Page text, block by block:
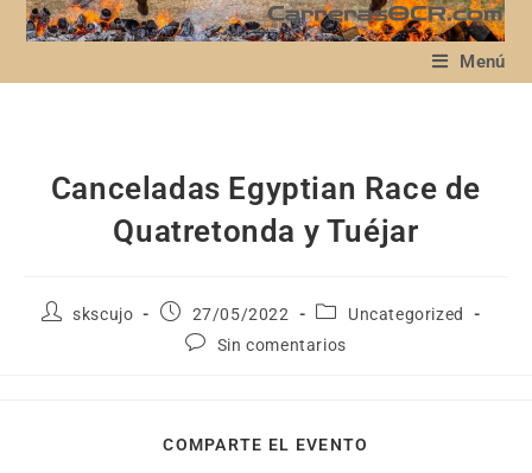
Menú
Canceladas Egyptian Race de
Quatretonda y Tuéjar
skscujo 27/05/2022
Uncategorized
Sin comentarios
COMPARTE EL EVENTO